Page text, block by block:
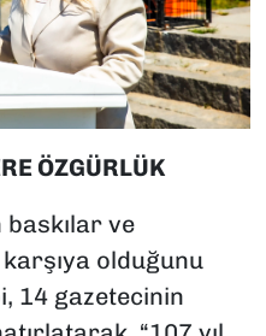
ÖZGÜRLÜK
ve
olduğunu
14 gazetecinin